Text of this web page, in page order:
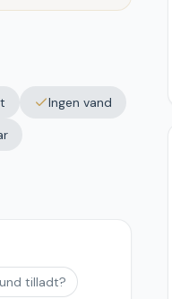
Ingen vand
tilladt?